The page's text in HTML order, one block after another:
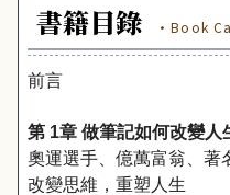
書籍目錄 ·Book
前言
第 1章 做筆記如何改變人
奧運選手、億萬富翁、著
改變思維，重塑人生